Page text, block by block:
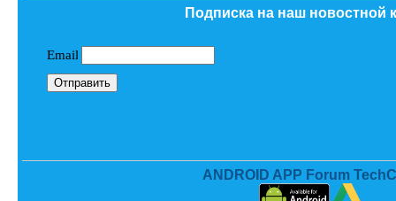
Подписка на наш новостной
ANDROID APP Forum